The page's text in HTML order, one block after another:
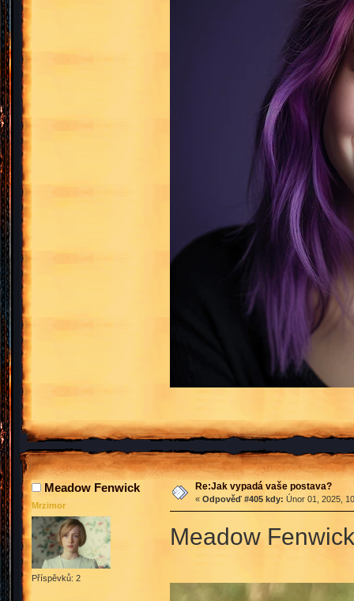
Meadow Fenwick
Mrzimor
Příspěvků: 2
Re:Jak vypadá vaše postava?
« Odpověď #405 kdy: Únor 01, 2025,
Meadow